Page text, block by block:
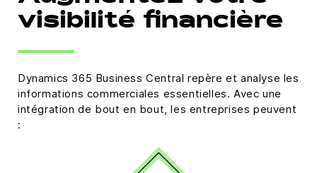
visibilité financière
Dynamics 365 Business Central repère et analyse les
informations commerciales essentielles. Avec une
intégration de bout en bout, les entreprises peuvent
: